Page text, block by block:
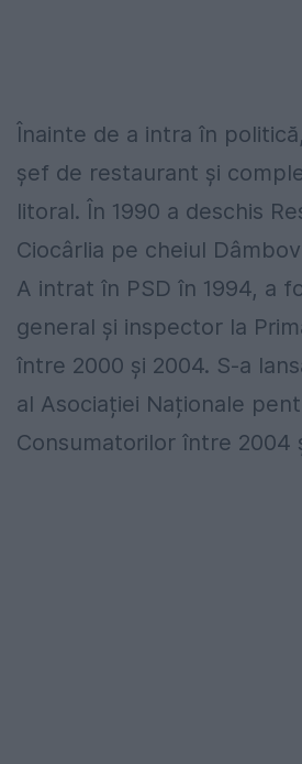
Înainte de a intra în
șef de restaurant și
litoral. În 1990 a deschis
Ciocârlia pe cheiul
A intrat în PSD în 1994, a
general și inspector la
între 2000 și 2004. S-a
al Asociației Naționale
Consumatorilor între 2004